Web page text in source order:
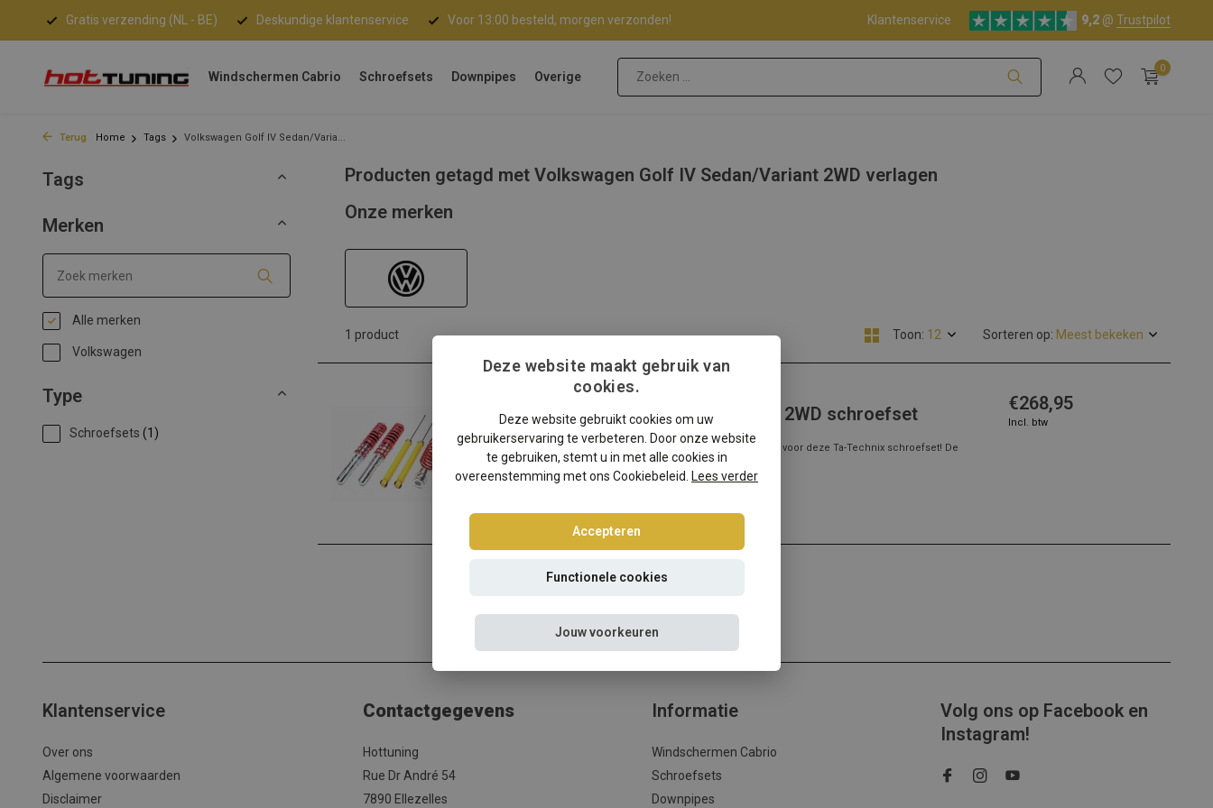
Gratis verzending (NL - BE) Deskundige klantenservice Voor 13:00 besteld, morgen verzonden! Klantenservice 9,2 @ Trustpilot
Windschermen Cabrio Schroefsets Downpipes Overige
0
Terug Home Tags Volkswagen Golf IV Sedan/Varia...
Tags
Merken
Alle merken
Volkswagen
Type
Schroefsets (1)
Producten getagd met Volkswagen Golf IV Sedan/Variant 2WD verlagen
Onze merken
1 product Toon: Sorteren op:
Volkswagen Golf 4 Sedan/Variant 2WD schroefset
Volkswagen Golf 4 Sedan/Variant 2WD verlagen? Kies dan voor deze Ta-Technix schroefset! De
Volkswagen verlagingsset me...
Lees meer
€268,95
Incl. btw
Klantenservice
Over ons
Algemene voorwaarden
Disclaimer
Contactgegevens
Hottuning
Rue Dr André 54
7890 Ellezelles
Informatie
Windschermen Cabrio
Schroefsets
Downpipes
Volg ons op Facebook en
Instagram!
Deze website maakt gebruik van
cookies.
Deze website gebruikt cookies om uw
gebruikerservaring te verbeteren. Door onze website
te gebruiken, stemt u in met alle cookies in
overeenstemming met ons Cookiebeleid. Lees verder
Accepteren
Functionele cookies
Jouw voorkeuren